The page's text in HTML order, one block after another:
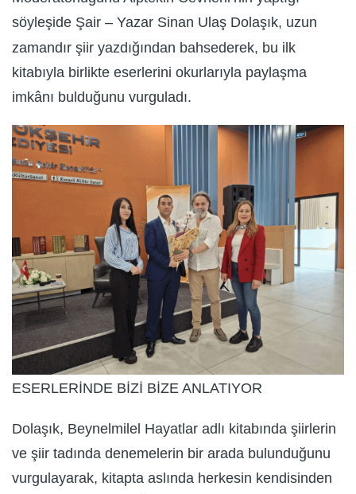
söyleşide Şair – Yazar Sinan Ulaş Dolaşık, uzun
zamandır şiir yazdığından bahsederek, bu ilk
kitabıyla birlikte eserlerini okurlarıyla paylaşma
imkânı bulduğunu vurguladı.
ESERLERİNDE BİZİ BİZE ANLATIYOR
Dolaşık, Beynelmilel Hayatlar adlı kitabında şiirlerin
ve şiir tadında denemelerin bir arada bulunduğunu
vurgulayarak, kitapta aslında herkesin kendisinden